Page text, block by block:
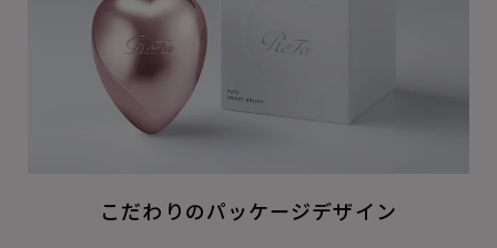
こだわりのパッケージデザイン